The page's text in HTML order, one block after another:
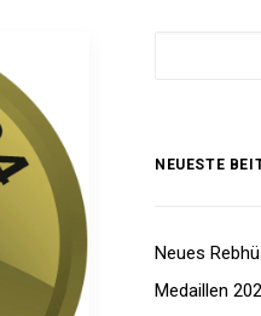
NEUESTE
Neues
Medaillen